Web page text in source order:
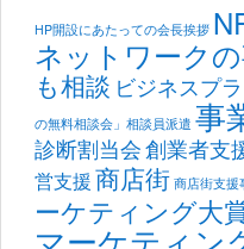
HP開設にあたっての会長挨拶
ネットワーク
も相談 ビジネスプ
の無料相談会」相談員派遣 事
診断割当会創業者支
営支援商店街 商店街支援
ーケティング大